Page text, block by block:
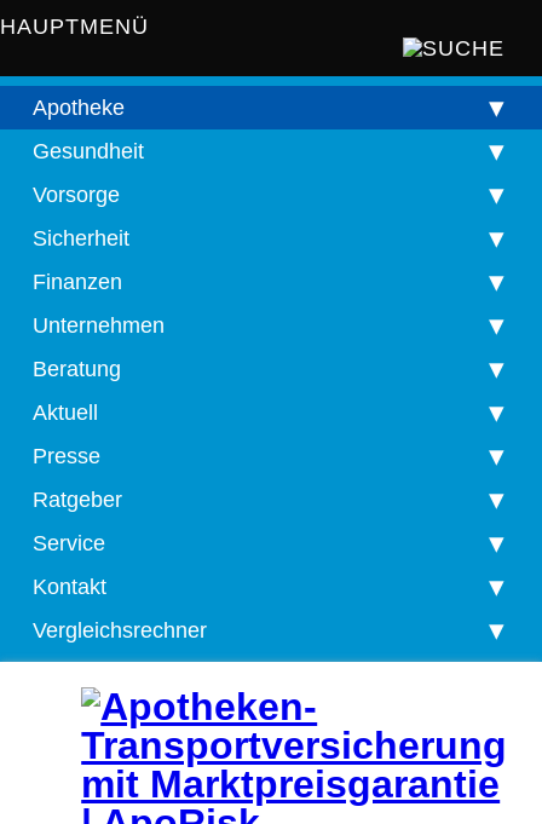
HAUPTMENÜ
Apotheke
Gesundheit
Vorsorge
Sicherheit
Finanzen
Unternehmen
Beratung
Aktuell
Presse
Ratgeber
Service
Kontakt
Vergleichsrechner